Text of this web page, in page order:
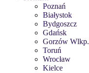
Poznań
Białystok
Bydgoszcz
Gdańsk
Gorzów Wlkp.
Toruń
Wrocław
Kielce